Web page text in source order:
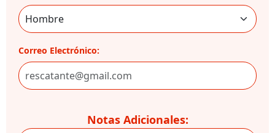
Correo Electrónico:
Notas Adicionales: